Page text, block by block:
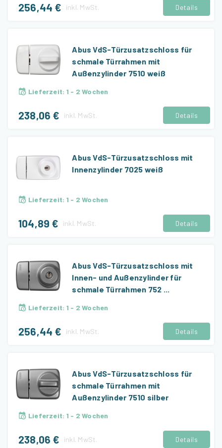
256,44 € inkl. MwSt. Details
Abus VdS-Türzusatzschloss für
schmale Türrahmen mit
Außenzylinder 7510 weiß
Lieferzeit: 1 - 2 Wochen
238,06 € inkl. MwSt. Details
Abus VdS-Türzusatzschloss mit
Innenzylinder 7025 weiß
Lieferzeit: 1 - 2 Wochen
104,89 € inkl. MwSt. Details
Abus VdS-Türzusatzschloss mit
Innen- und Außenzylinder für
schmale Türrahmen 752 ...
Lieferzeit: 1 - 2 Wochen
256,44 € inkl. MwSt. Details
Abus VdS-Türzusatzschloss für
schmale Türrahmen mit
Außenzylinder 7510 silber
Lieferzeit: 1 - 2 Wochen
238,06 € inkl. MwSt. Details